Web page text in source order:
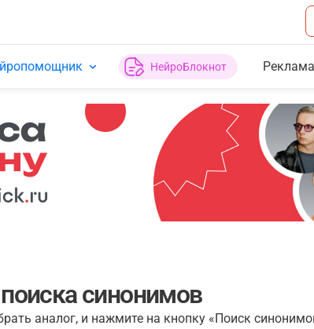
НейроБлокнот Реклама
синонимов
аналог, и нажмите на кнопку «Поиск